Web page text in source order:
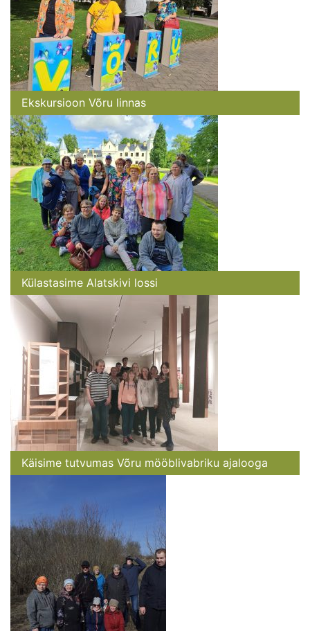
Ekskursioon Võru linnas
Külastasime Alatskivi lossi
Käisime tutvumas Võru mööblivabriku ajalooga